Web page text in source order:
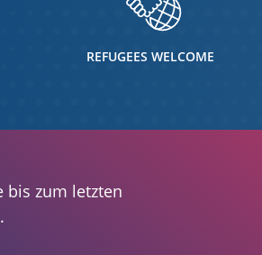
REFUGEES WELCOME
bis zum letzten